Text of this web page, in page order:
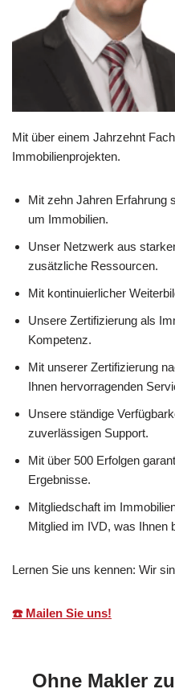
Mit über einem Jahrzehnt
Immobilienprojekten.
Mit zehn Jahren Erfahrung
um Immobilien.
Unser Netzwerk aus
zusätzliche Ressourcen.
Mit kontinuierlicher
Unsere Zertifizierung als
Kompetenz.
Mit unserer Zertifizierung
Ihnen hervorragenden
Unsere ständige
zuverlässigen Support.
Mit über 500 Erfolgen
Ergebnisse.
Mitgliedschaft im
Mitglied im IVD, was Ihnen
Lernen Sie uns kennen: Wir
☎️ Mailen Sie uns!
Ohne Makler